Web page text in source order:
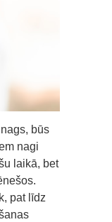
būs
nagi
laikā, bet
pat līdz